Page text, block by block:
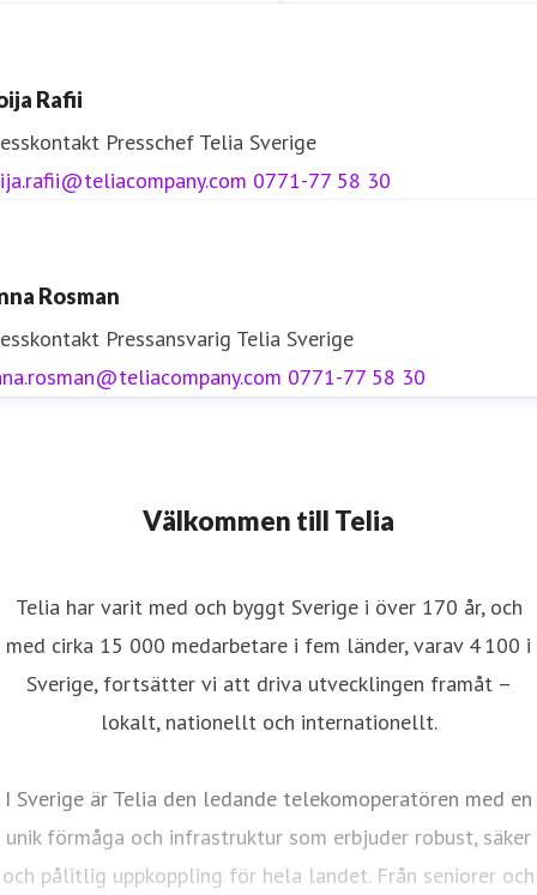
Rafii
Presschef Telia Sverige
0771-77 58 30
Rosman
Pressansvarig Telia Sverige
0771-77 58 30
Välkommen till Telia
Telia har varit med och byggt Sverige i över 170 år, och
med cirka 15 000 medarbetare i fem länder, varav 4 100 i
Sverige, fortsätter vi att driva utvecklingen framåt –
lokalt, nationellt och internationellt.
I Sverige är Telia den ledande telekomoperatören med en
unik förmåga och infrastruktur som erbjuder robust, säker
och pålitlig uppkoppling för hela landet. Från seniorer och